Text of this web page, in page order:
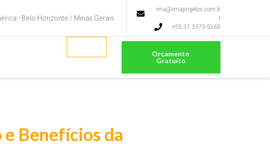
- Belo Horizonte / Minas Gerais
ima@imaprojetos.com.b
r
+55 31 3373-5265
Orçamento
Gratuíto
e Benefícios da